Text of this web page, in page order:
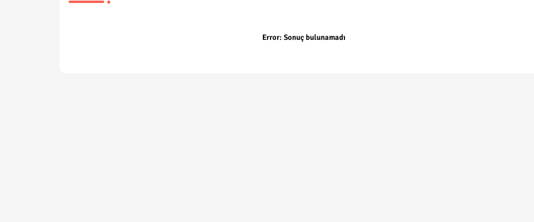
Error: Sonuç bulunamadı